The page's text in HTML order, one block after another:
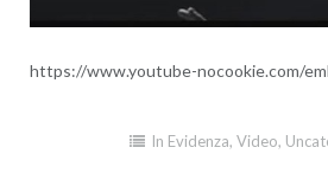
https://www.youtube-nocookie.com/
In Evidenza,Video,